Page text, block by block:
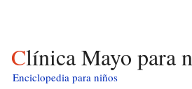
Clínica Mayo para
Enciclopedia para niños